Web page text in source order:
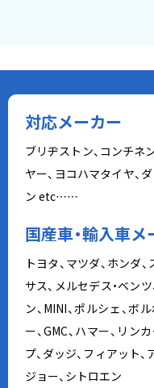
対応メーカー
ブリヂストン、コンチネ
ヤー、ヨコハマタイヤ、
ン etc……
国産車・輸入車メ
トヨタ、マツダ、ホンダ
サス、メルセデス・ベン
ン、MINI、ポルシェ、ボ
ー、GMC、ハマー、リン
プ、ダッジ、フィアット
ジョー、シトロエン